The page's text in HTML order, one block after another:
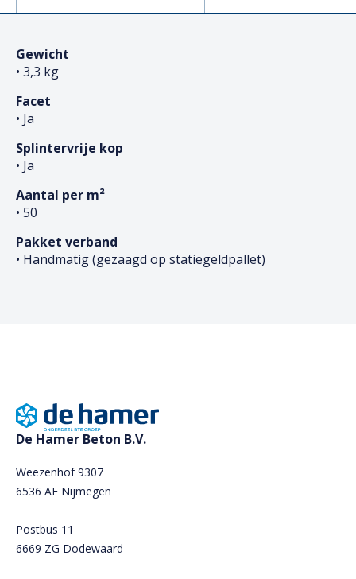
Gewicht
• 3,3 kg
Facet
• Ja
Splintervrije kop
• Ja
Aantal per m²
• 50
Pakket verband
• Handmatig (gezaagd op statiegeldpallet)
De Hamer Beton B.V.
Weezenhof 9307
6536 AE Nijmegen
Postbus 11
6669 ZG Dodewaard